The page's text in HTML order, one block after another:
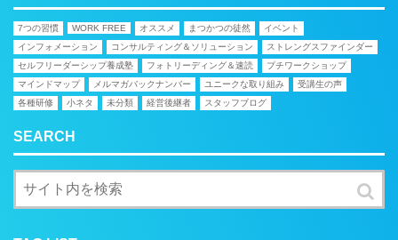
7つの習慣 WORK FREE オススメ まつかつの徒然
イベント
インフォメーション
コンサルティング＆ソリューション
ストレングスファインダー
セルフリーダーシップ養成塾
フォトリーディング＆速読
プチワークショップ
マインドマップ
メルマガバックナンバー ユニークな取り組み
受講生の声
各種研修
小ネタ 未分類 経営後継者 スタッフブログ
SEARCH